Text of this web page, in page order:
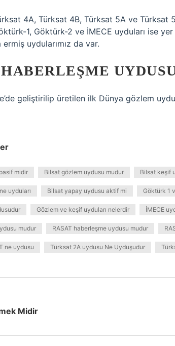
4A, Türksat 4B, Türksat 5A ve Türksat
1, Göktürk-2 ve İMECE uyduları ise
uydularımız da var.
geliştirilip üretilen ilk Dünya gözlem
midir Bilsat gözlem uydusu mudur Bilsat keşif
uyduları Bilsat yapay uydusu aktif mi Göktürk 1
Gözlem ve keşif uyduları nelerdir İMECE
mudur RASAT haberleşme uydusu mudur
ne uydusu Türksat 2A uydusu Ne Uyduşudur
Midir